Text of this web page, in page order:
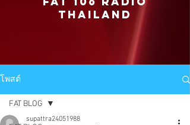
THAILAND
โพสต์
FAT BLOG
supattra24051988